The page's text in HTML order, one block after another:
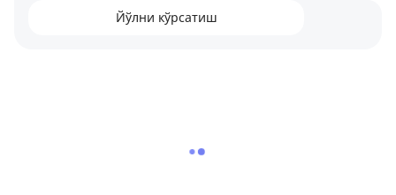
Йўлни кўрсатиш